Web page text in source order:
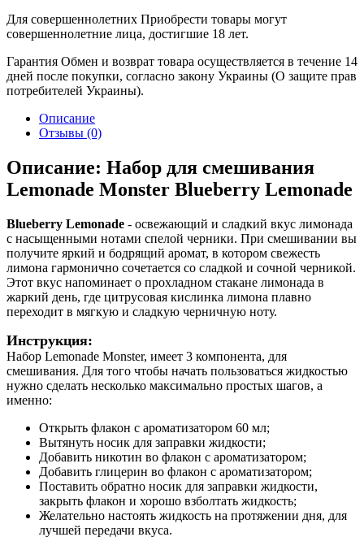
Для совершеннолетних Приобрести товары могут
совершеннолетние лица, достигшие 18 лет.
Гарантия Обмен и возврат товара осуществляется в течение 14
дней после покупки, согласно закону Украины (О защите прав
потребителей Украины).
Описание
Отзывы (0)
Описание: Набор для смешивания
Lemonade Monster Blueberry Lemonade
Blueberry Lemonade - освежающий и сладкий вкус лимонада
с насыщенными нотами спелой черники. При смешивании вы
получите яркий и бодрящий аромат, в котором свежесть
лимона гармонично сочетается со сладкой и сочной черникой.
Этот вкус напоминает о прохладном стакане лимонада в
жаркий день, где цитрусовая кислинка лимона плавно
переходит в мягкую и сладкую черничную ноту.
Инструкция:
Набор Lemonade Monster, имеет 3 компонента, для
смешивания. Для того чтобы начать пользоваться жидкостью
нужно сделать несколько максимально простых шагов, а
именно:
Открыть флакон с ароматизатором 60 мл;
Вытянуть носик для заправки жидкости;
Добавить никотин во флакон с ароматизатором;
Добавить глицерин во флакон с ароматизатором;
Поставить обратно носик для заправки жидкости,
закрыть флакон и хорошо взболтать жидкость;
Желательно настоять жидкость на протяжении дня, для
лучшей передачи вкуса.